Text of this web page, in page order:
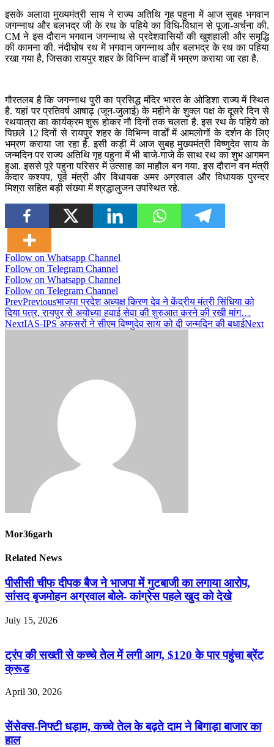
इसके अलावा मुख्यमंत्री साय ने राज्य अतिथि गृह पहुना में आज सुबह भगवान
जगन्नाथ और बलभद्र जी के रथ के पहिये का विधि-विधान से पूजा-अर्चना की.
CM ने इस दौरान भगवान जगन्नाथ से प्रदेशवासियों की खुशहाली और समृद्धि
की कामना की. नंदीघोष रथ में भगवान जगन्नाथ और बलभद्र के रथ का पहिया
रखा गया है, जिसका रायपुर शहर के विभिन्न वार्डों में भम्रण कराया जा रहा है.
गौरतलब है कि जगन्नाथ पुरी का प्रसिद्ध मंदिर भारत के ओडिशा राज्य में स्थित
है. यहां पर प्रतिवर्ष आषाढ़ (जून-जुलाई) के महीने के शुक्ल पक्ष के दूसरे दिन से
रथयात्रा का कार्यक्रम शुरू होकर नौ दिनों तक चलता है. इस रथ के पहिये को
पिछले 12 दिनों से रायपुर शहर के विभिन्न वार्डों में आमलोगों के दर्शन के लिए
भम्रण कराया जा रहा है. इसी कड़ी में आज सुबह मुख्यमंत्री विष्णुदेव साय के
जन्मदिन पर राज्य अतिथि गृह पहुना में भी बाजे-गाजे के साथ रथ का शुभ आगमन
हुआ. इससे पूरे पहुना परिसर में उत्साह का माहौल बन गया. इस दौरान वन मंत्री
केदार कश्यप, पूर्व मंत्री और विधायक अमर अग्रवाल और विधायक पुरन्दर
मिश्रा सहित बड़ी संख्या में श्रद्धालुजन उपस्थित रहे.
Follow on Whatsapp Channel
Follow on Telegram Channel
Follow on Whatsapp Channel
Follow on Telegram Channel
PrevPreviousभाजपा प्रदेश अध्यक्ष किरण देव ने केंद्रीय मंत्री सिंधिया को
दिया पत्र, रायपुर से अयोध्या हवाई सेवा की शुरुआत करने की रखी मांग…
NextIAS-IPS अफसरों ने सीएम विष्णुदेव साय को दी जन्मदिन की बधाईNext
Mor36garh
Related News
पीसीसी चीफ दीपक बैज ने भाजपा में गुटबाजी का लगाया आरोप,
सांसद बृजमोहन अग्रवाल बोले- कांग्रेस पहले खुद को देखे
July 15, 2026
ट्रंप की सख्ती से कच्चे तेल में लगी आग, $120 के पार पहुंचा ब्रेंट
क्रूड
April 30, 2026
सेंसेक्स-निफ्टी धड़ाम, कच्चे तेल के बढ़ते दाम ने बिगाड़ा बाजार का
हाल